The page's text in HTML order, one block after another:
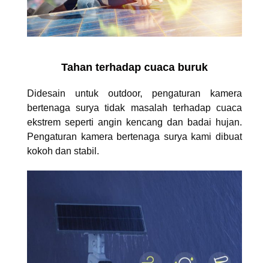
Tahan terhadap cuaca buruk
Didesain untuk outdoor, pengaturan kamera
bertenaga surya tidak masalah terhadap cuaca
ekstrem seperti angin kencang dan badai hujan.
Pengaturan kamera bertenaga surya kami dibuat
kokoh dan stabil.